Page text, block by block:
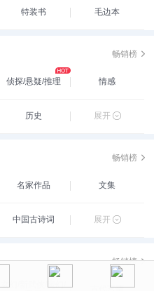
特装书 毛边本
畅销榜
侦探/悬疑/推理 情感
历史 展开
畅销榜
名家作品 文集
中国古诗词 展开
畅销榜
玄幻/新武侠/魔幻/